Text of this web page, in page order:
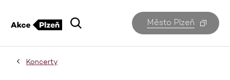
Město Plzeň
Koncerty